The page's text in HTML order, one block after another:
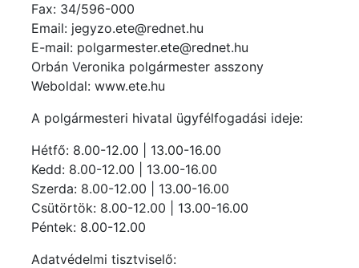
Fax: 34/596-000
Email: jegyzo.ete@rednet.hu
E-mail: polgarmester.ete@rednet.hu
Orbán Veronika polgármester asszony
Weboldal: www.ete.hu
A polgármesteri hivatal ügyfélfogadási ideje:
Hétfő: 8.00-12.00 | 13.00-16.00
Kedd: 8.00-12.00 | 13.00-16.00
Szerda: 8.00-12.00 | 13.00-16.00
Csütörtök: 8.00-12.00 | 13.00-16.00
Péntek: 8.00-12.00
Adatvédelmi tisztviselő: